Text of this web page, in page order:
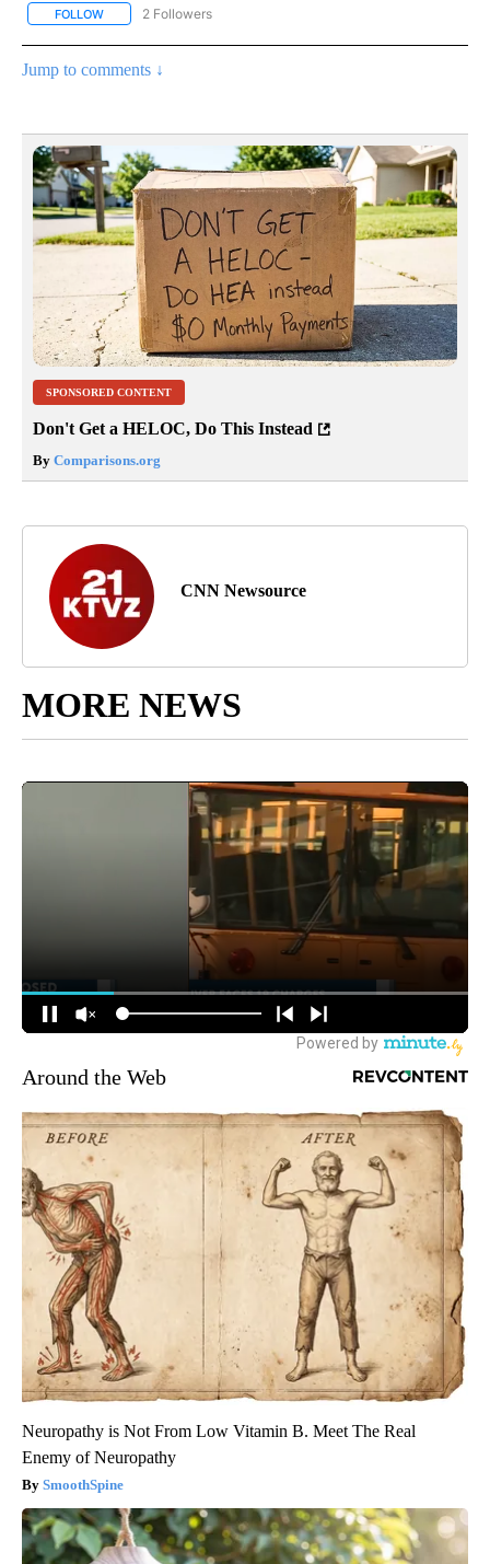
FOLLOW FOLLOW "NOTICIAS - CNN" TO RECEIVE NOTIFICATIONS ABOUT
2 Followers
Jump to comments ↓
SPONSORED CONTENT
Don't Get a HELOC, Do This Instead
By Comparisons.org
CNN Newsource
MORE NEWS
Around the Web
Neuropathy is Not From Low Vitamin B. Meet The Real
Enemy of Neuropathy
SmoothSpine